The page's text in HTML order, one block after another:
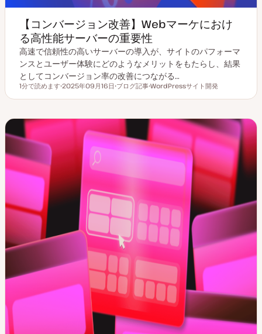
【コンバージョン改善】Webマーケにおけ
る高性能サーバーの重要性
高速で信頼性の高いサーバーの導入が、サイトのパフォーマ
ンスとユーザー体験にどのようなメリットをもたらし、結果
としてコンバージョン率の改善につながる…
読むのにかかる時間
1分で読めます
新
2025年09月16日
稿
イ
ブログ記事
ピ
ク
WordPressサイト開発